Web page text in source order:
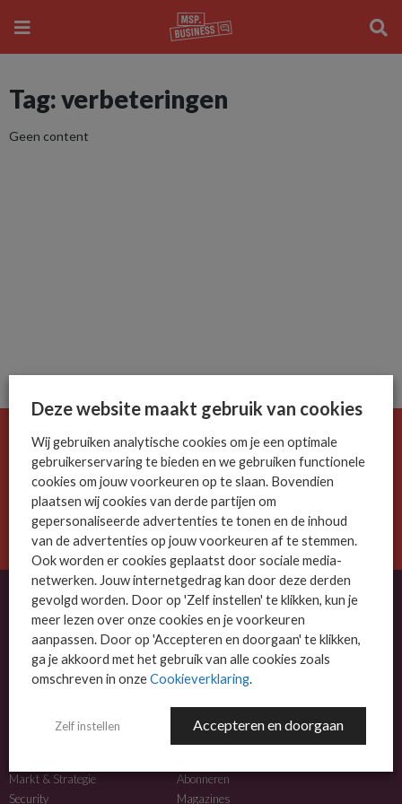
Tag: verbeteringen
Geen content
De ICT-wereld is snel. Mis niets.
Meld je nu aan voor de MSP Business nieuwsbrief.
AANMELDEN
OVER MSP BUSINESS
MSP Business is het kennisplatform voor IT-dienstverleners met MKB-focus.
NIEUWS
Markt & Strategie
Security
MEER INFO
Abonneren
Magazines
Deze website maakt gebruik van cookies
Wij gebruiken analytische cookies om je een optimale
gebruikerservaring te bieden en we gebruiken functionele
cookies om jouw voorkeuren op te slaan. Bovendien
plaatsen wij cookies van derde partijen om
gepersonaliseerde advertenties te tonen en de inhoud
van de advertenties op jouw voorkeuren af te stemmen.
Ook worden er cookies geplaatst door sociale media-
netwerken. Jouw internetgedrag kan door deze derden
gevolgd worden. Door op 'Zelf instellen' te klikken, kun je
meer lezen over onze cookies en je voorkeuren
aanpassen. Door op 'Accepteren en doorgaan' te klikken,
ga je akkoord met het gebruik van alle cookies zoals
omschreven in onzeCookieverklaring.
Zelf instellen Accepteren en doorgaan